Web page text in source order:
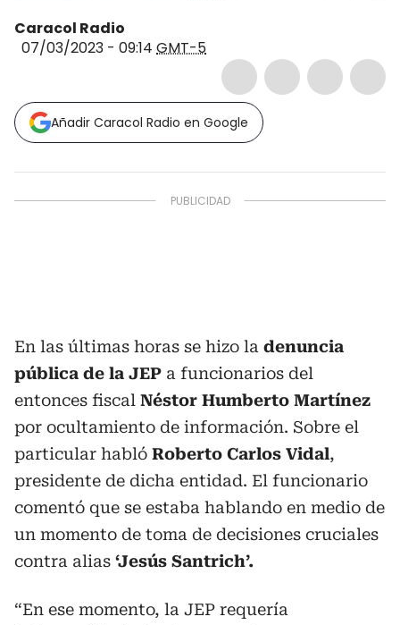
Caracol Radio
07/03/2023 - 09:14 GMT-5
Añadir Caracol Radio en Google
En las últimas horas se hizo la denuncia
pública de la JEP a funcionarios del
entonces fiscal Néstor Humberto Martínez
por ocultamiento de información. Sobre el
particular habló Roberto Carlos Vidal,
presidente de dicha entidad. El funcionario
comentó que se estaba hablando en medio de
un momento de toma de decisiones cruciales
contra alias ‘Jesús Santrich’.
“En ese momento, la JEP requería